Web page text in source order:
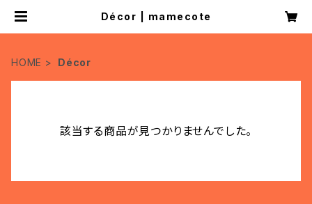
Décor | mamecote
HOME Décor
該当する商品が見つかりませんでした。